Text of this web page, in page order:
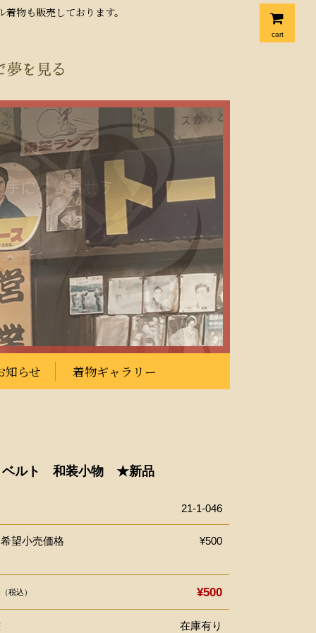
物も販売しております。
cart
知らせ 着物ギャラリー
ベルト 和装小物 ★新品
21-1-046
望小売価格 ¥500
（税込） ¥500
在庫有り